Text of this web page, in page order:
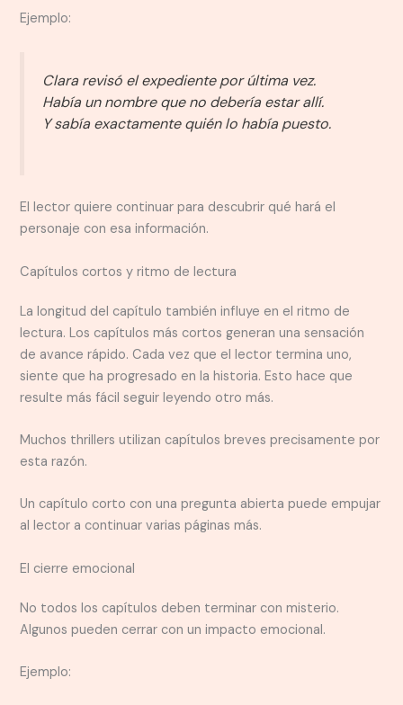
Ejemplo:
Clara revisó el expediente por última vez.
Había un nombre que no debería estar allí.
Y sabía exactamente quién lo había puesto.
El lector quiere continuar para descubrir qué hará el
personaje con esa información.
Capítulos cortos y ritmo de lectura
La longitud del capítulo también influye en el ritmo de
lectura. Los capítulos más cortos generan una sensación
de avance rápido. Cada vez que el lector termina uno,
siente que ha progresado en la historia. Esto hace que
resulte más fácil seguir leyendo otro más.
Muchos thrillers utilizan capítulos breves precisamente por
esta razón.
Un capítulo corto con una pregunta abierta puede empujar
al lector a continuar varias páginas más.
El cierre emocional
No todos los capítulos deben terminar con misterio.
Algunos pueden cerrar con un impacto emocional.
Ejemplo: